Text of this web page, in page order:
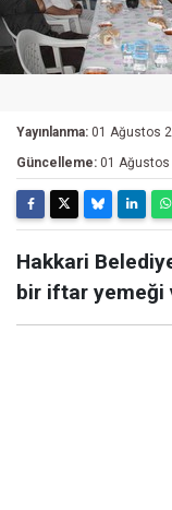
Yayınlanma: 01 Ağustos
Güncelleme: 01 Ağustos
Hakkari
bir iftar yemeği